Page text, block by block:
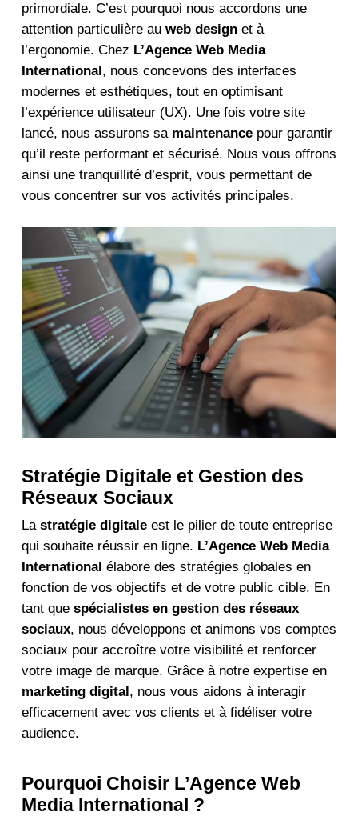
primordiale. C’est pourquoi nous accordons une
attention particulière au web designet à
l’ergonomie. Chez L’Agence Web Media
International, nous concevons des interfaces
modernes et esthétiques, tout en optimisant
l’expérience utilisateur (UX). Une fois votre site
lancé, nous assurons sa maintenancepour garantir
qu’il reste performant et sécurisé. Nous vous offrons
ainsi une tranquillité d’esprit, vous permettant de
vous concentrer sur vos activités principales.
Stratégie Digitale et Gestion des
Réseaux Sociaux
La stratégie digitaleest le pilier de toute entreprise
qui souhaite réussir en ligne. L’Agence Web Media
International élabore des stratégies globales en
fonction de vos objectifs et de votre public cible. En
tant que spécialistes en gestion des réseaux
sociaux, nous développons et animons vos comptes
sociaux pour accroître votre visibilité et renforcer
votre image de marque. Grâce à notre expertise en
marketing digital , nous vous aidons à interagir
efficacement avec vos clients et à fidéliser votre
audience.
Pourquoi Choisir L’Agence Web
Media International ?